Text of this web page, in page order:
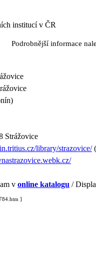
institucí v ČR
Podrobnější informace
Strážovice
library/strazovice/
v online katalogu /
]